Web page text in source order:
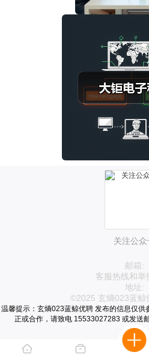
关注公众
邮箱:
客服热线和举
地址:
©2025 玄熵023蓝鲸
温馨提示：玄熵023蓝鲸优聘 发布的信息仅
正或合作，请致电 15533027283 或发送